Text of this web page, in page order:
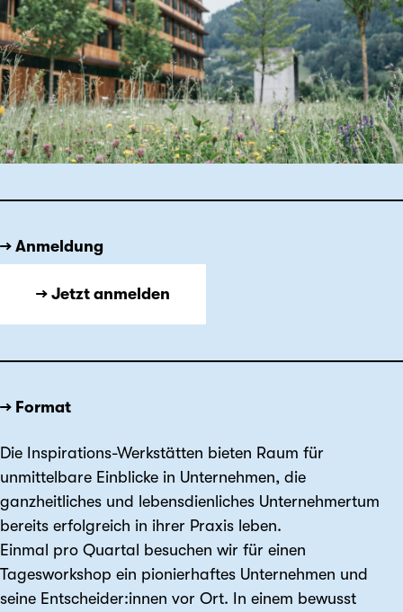
→ Anmeldung
→ Jetzt anmelden
→ Format
Die Inspirations-Werkstätten bieten Raum für
unmittelbare Einblicke in Unternehmen, die
ganzheitliches und lebensdienliches Unternehmertum
bereits erfolgreich in ihrer Praxis leben.
Einmal pro Quartal besuchen wir für einen
Tagesworkshop ein pionierhaftes Unternehmen und
seine Entscheider:innen vor Ort. In einem bewusst